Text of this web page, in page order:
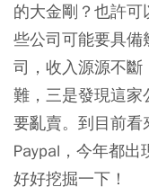
的大金剛？也許
些公司可能要具備
司，收入源源不斷
難，三是發現這家
要亂賣。到目前看
Paypal，今年都
好好挖掘一下！